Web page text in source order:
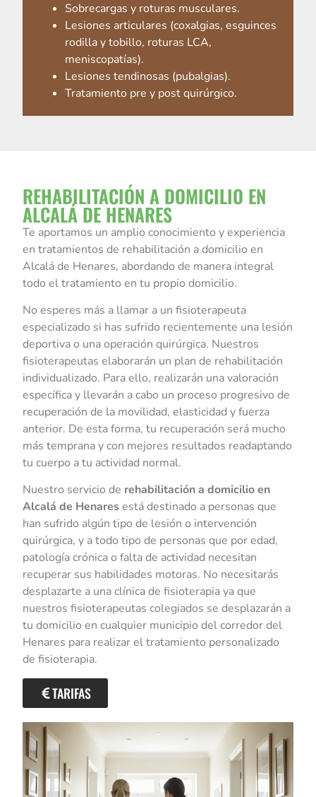
Sobrecargas y roturas musculares.
Lesiones articulares (coxalgias, esguinces
rodilla y tobillo, roturas LCA,
meniscopatías).
Lesiones tendinosas (pubalgias).
Tratamiento pre y post quirúrgico.
REHABILITACIÓN A DOMICILIO EN
ALCALÁ DE HENARES
Te aportamos un amplio conocimiento y experiencia
en tratamientos de rehabilitación a domicilio en
Alcalá de Henares, abordando de manera integral
todo el tratamiento en tu propio domicilio.
No esperes más a llamar a un fisioterapeuta
especializado si has sufrido recientemente una lesión
deportiva o una operación quirúrgica. Nuestros
fisioterapeutas elaborarán un plan de rehabilitación
individualizado. Para ello, realizarán una valoración
específica y llevarán a cabo un proceso progresivo de
recuperación de la movilidad, elasticidad y fuerza
anterior. De esta forma, tu recuperación será mucho
más temprana y con mejores resultados readaptando
tu cuerpo a tu actividad normal.
Nuestro servicio de rehabilitación a domicilio en
Alcalá de Henaresestá destinado a personas que
han sufrido algún tipo de lesión o intervención
quirúrgica, y a todo tipo de personas que por edad,
patología crónica o falta de actividad necesitan
recuperar sus habilidades motoras. No necesitarás
desplazarte a una clínica de fisioterapia ya que
nuestros fisioterapeutas colegiados se desplazarán a
tu domicilio en cualquier municipio del corredor del
Henares para realizar el tratamiento personalizado
de fisioterapia.
TARIFAS